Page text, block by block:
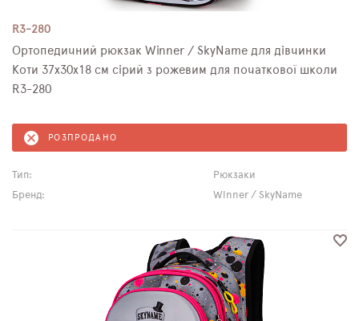
R3-280
Ортопедичний рюкзак Winner / SkyName для дівчинки
Коти 37х30х18 см сірий з рожевим для початкової школи
R3-280
РОЗПРОДАНО
Тип:
Рюкзаки
Бренд:
Winner / SkyName